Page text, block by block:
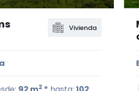
Vivienda
2